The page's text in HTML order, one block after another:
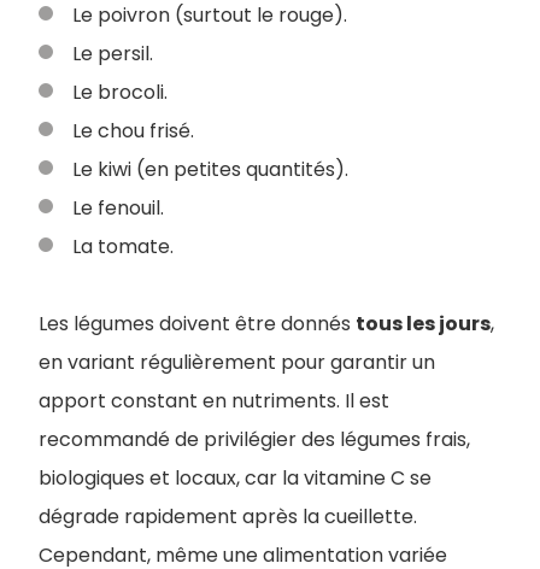
Le poivron (surtout le rouge).
Le persil.
Le brocoli.
Le chou frisé.
Le kiwi (en petites quantités).
Le fenouil.
La tomate.
Les légumes doivent être donnés tous les jours,
en variant régulièrement pour garantir un
apport constant en nutriments. Il est
recommandé de privilégier des légumes frais,
biologiques et locaux, car la vitamine C se
dégrade rapidement après la cueillette.
Cependant, même une alimentation variée